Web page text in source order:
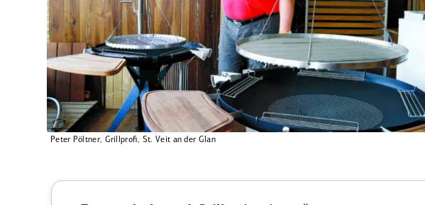
Peter Pöltner, Grill­profi, St. Veit an der Glan